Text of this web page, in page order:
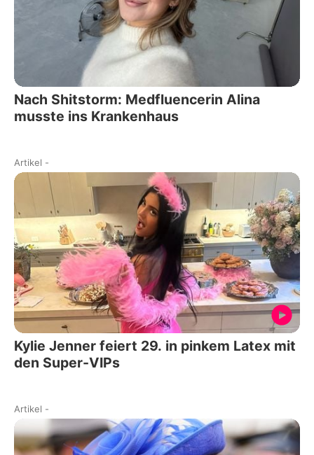
Nach Shitstorm: Medfluencerin Alina
musste ins Krankenhaus
Artikel -
Kylie Jenner feiert 29. in pinkem Latex mit
den Super-VIPs
Artikel -